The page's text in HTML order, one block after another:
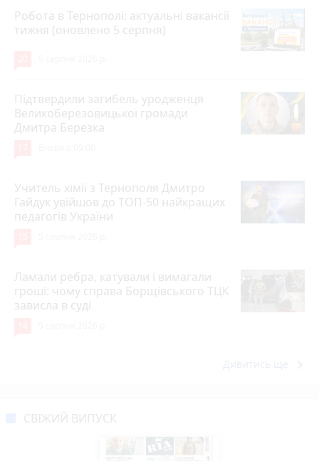
Робота в Тернополі: актуальні вакансії
тижня (оновлено 5 серпня)
Підтвердили загибель уродженця
Великоберезовицької громади
Дмитра Березка
Учитель хімії з Тернополя Дмитро
Гайдук увійшов до ТОП-50 найкращих
педагогів України
Ламали ребра, катували і вимагали
гроші: чому справа Борщівського ТЦК
зависла в суді